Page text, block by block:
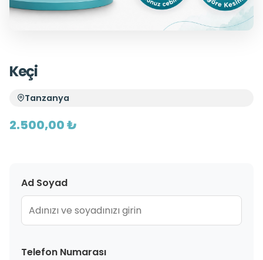
Keçi
Tanzanya
2.500,00 ₺
Ad Soyad
Telefon Numarası